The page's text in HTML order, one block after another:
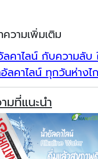
วามเพิ่มเติม
คาไลน์ กับความลับ
ลคาไลน์ ทุกวันห่างไ
มที่แนะนำ